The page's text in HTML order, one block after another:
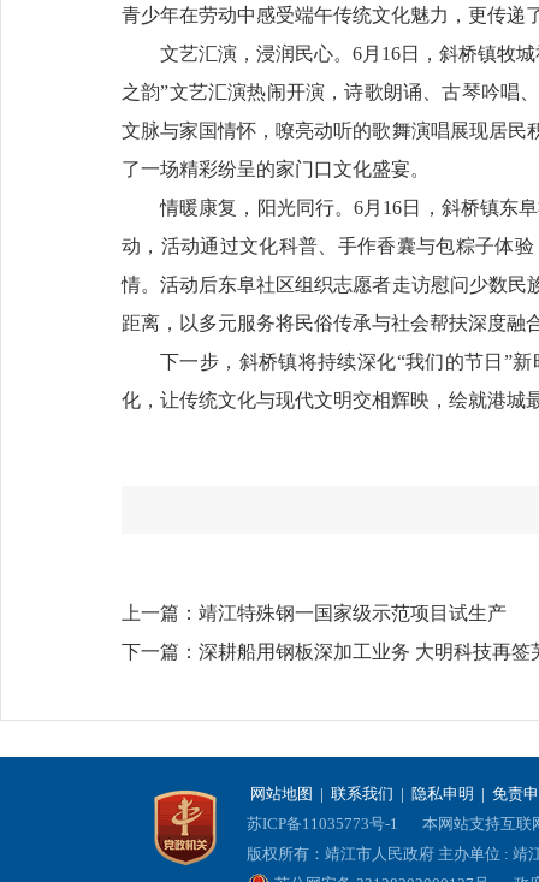
青少年在劳动中感受端午传统文化魅力，更传递
文艺汇演，浸润民心。6月16日，斜桥镇牧
之韵”文艺汇演热闹开演，诗歌朗诵、古琴吟唱
文脉与家国情怀，嘹亮动听的歌舞演唱展现居
了一场精彩纷呈的家门口文化盛宴。
情暖康复，阳光同行。6月16日，斜桥镇东
动，活动通过文化科普、手作香囊与包粽子体
情。活动后东阜社区组织志愿者走访慰问少数
距离，以多元服务将民俗传承与社会帮扶深度融
下一步，斜桥镇将持续深化“我们的节日”
化，让传统文化与现代文明交相辉映，绘就港城
上一篇： 靖江特殊钢一国家级示范项目试生产
下一篇： 深耕船用钢板深加工业务 大明科技再
网站地图 | 联系我们 | 隐私申明 | 免责
苏ICP备11035773号-1
本网站支持互联
版权所有：靖江市人民政府 主办单位 : 靖